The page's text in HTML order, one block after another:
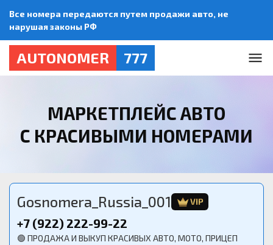
Все номера передаются путем продажи авто, не
нарушая законы РФ
AUTONOMER 777
МАРКЕТПЛЕЙС АВТО
С КРАСИВЫМИ НОМЕРАМИ
Gosnomera_Russia_001 VIP
+7 (922) 222-99-22
🟢 ПРОДАЖА И ВЫКУП КРАСИВЫХ АВТО, МОТО, ПРИЦЕП